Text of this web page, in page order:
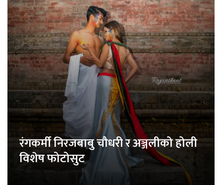
रंगकर्मी निरजबाबु चौधरी र अञ्जलीको होली
विशेष फोटोसुट